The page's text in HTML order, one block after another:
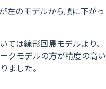
左のモデルから順に下がっ
ては線形回帰モデルより、
クモデルの方が精度の高い
ました。